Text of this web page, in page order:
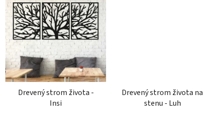
Drevený strom života -
Insi
Drevený strom života na
stenu - Luh